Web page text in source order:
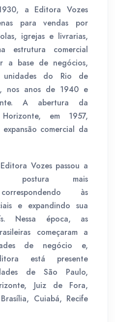
a Editora Vozes
para vendas por
igrejas e livrarias,
estrutura comercial
a base de negócios,
unidades do Rio de
nos anos de 1940 e
A abertura da
em 1957,
comercial da
Vozes passou a
postura mais
às
e expandindo sua
Nessa época, as
começaram a
de negócio e,
está presente
de São Paulo,
Juiz de Fora,
Cuiabá, Recife